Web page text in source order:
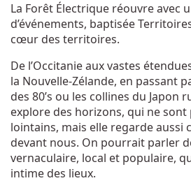
La Forêt Électrique réouvre avec
d’événements, baptisée
cœur des territoires.
De l’Occitanie aux vastes
la Nouvelle-Zélande, en passant
des 80’s ou les collines du Japon
explore des horizons, qui ne
lointains, mais elle regarde aussi
devant nous. On pourrait parler
vernaculaire, local et populaire,
intime des lieux.